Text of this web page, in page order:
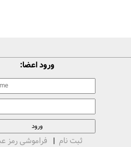
ورود اعضا:
ثبت نام | فراموشی رمز